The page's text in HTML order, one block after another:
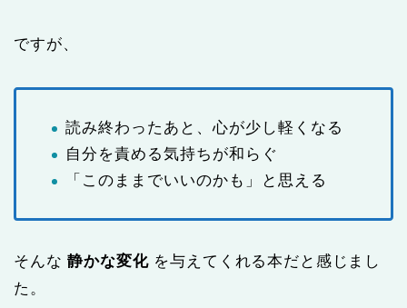
ですが、
読み終わったあと、心が少し軽くなる
自分を責める気持ちが和らぐ
「このままでいいのかも」と思える
そんな静かな変化を与えてくれる本だと感じまし
た。